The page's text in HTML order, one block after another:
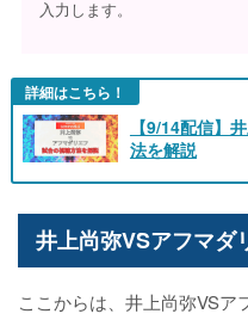
入力します。
詳細はこちら！
【9/14配信】
法を解説
井上尚弥VSアフマダ
ここからは、井上尚弥VSア